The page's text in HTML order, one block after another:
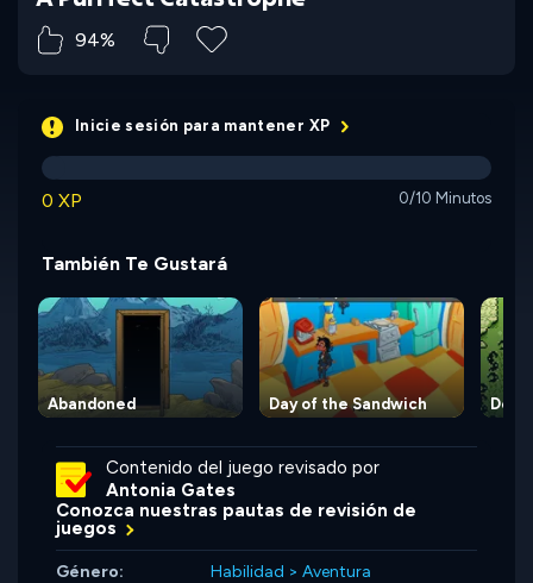
94%
Inicie sesión para mantener XP
0 XP 0/10 Minutos
También Te Gustará
Abandoned Day of the Sandwich
Contenido del juego revisado por
Antonia Gates
Conozca nuestras pautas de revisión de
juegos
Género: Habilidad > Aventura